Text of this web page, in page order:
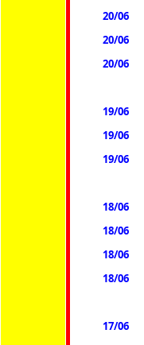
20/06
20/06
20/06
19/06
19/06
19/06
18/06
18/06
18/06
18/06
17/06